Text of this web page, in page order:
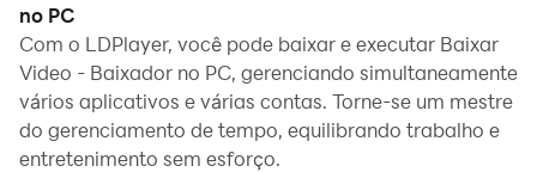
Ao executar Baixar Video - Baixador no seu
computador, você pode navegar claramente em uma
tela maior, e controlar o aplicativo com o mouse e o
teclado é muito mais rápido do que com o teclado de
toque, e você nunca terá que se preocupar com a
no PC
Com o LDPlayer, você pode baixar e executar Baixar
Video - Baixador no PC, gerenciando simultaneamente
vários aplicativos e várias contas. Torne-se um mestre
do gerenciamento de tempo, equilibrando trabalho e
entretenimento sem esforço.